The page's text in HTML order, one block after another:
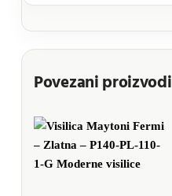
Povezani proizvodi